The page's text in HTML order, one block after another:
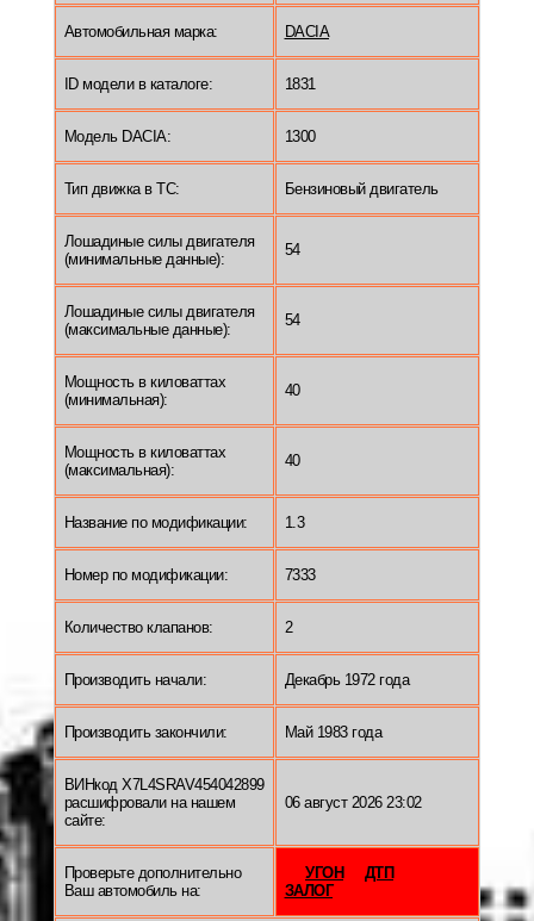
Автомобильная марка: DACIA
ID модели в каталоге: 1831
Модель DACIA: 1300
Тип движка в ТС: Бензиновый двигатель
Лошадиные силы двигателя
(минимальные данные):
54
Лошадиные силы двигателя
(максимальные данные):
54
Мощность в киловаттах
(минимальная):
40
Мощность в киловаттах
(максимальная):
40
Название по модификации: 1.3
Номер по модификации: 7333
Количество клапанов: 2
Производить начали: Декабрь 1972 года
Производить закончили: Май 1983 года
ВИНкод X7L4SRAV454042899
расшифровали на нашем
сайте:
06 август 2026 23:02
Проверьте дополнительно
Ваш автомобиль на:
УГОН
ДТП
ЗАЛОГ